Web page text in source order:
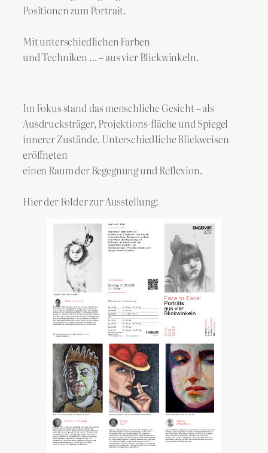
Positionen zum Portrait.
Mit unterschiedlichen Farben
und Techniken … – aus vier Blickwinkeln.
Im Fokus stand das menschliche Gesicht – als
Ausdrucksträger, Projektions-fläche und Spiegel
innerer Zustände. Unterschiedliche Blickweisen
eröffneten
einen Raum der Begegnung und Reflexion.
Hier der Folder zur Ausstellung: